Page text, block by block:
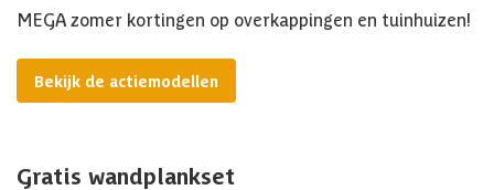
MEGA zomer kortingen op overkappingen en tuinhuizen!
Bekijk de actiemodellen
Gratis wandplankset